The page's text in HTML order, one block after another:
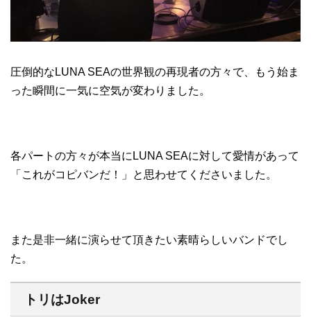
圧倒的なLUNA SEAの世界観の再現者の方々で、もう始ま
った瞬間に一気に空気が変わりました。
各パートの方々が本当にLUNA SEAに対して愛情があって
「これがコピバンだ！」と思わせてくださいました。
また是非一緒に演らせて頂きたい素晴らしいバンドでし
た。
トリはJoker